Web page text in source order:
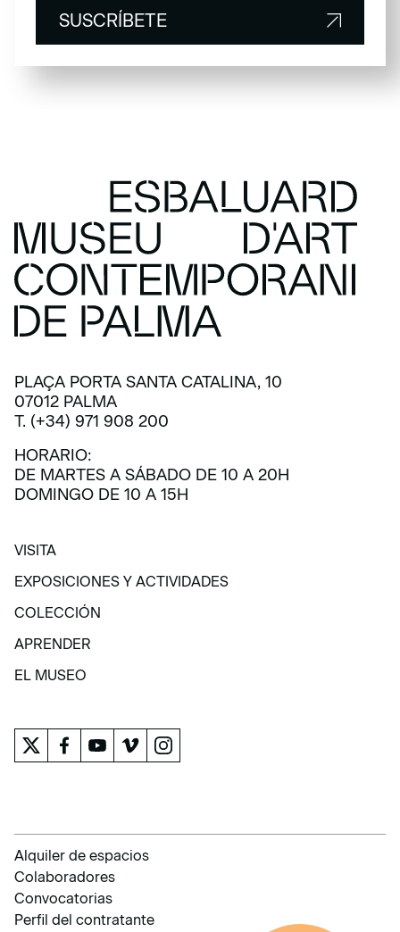
SUSCRÍBETE
SUSCRÍBETE
PLAÇA PORTA SANTA CATALINA, 10
07012 PALMA
T. (+34) 971 908 200
HORARIO:
DE MARTES A SÁBADO DE 10 A 20H
DOMINGO DE 10 A 15H
VISITA
VISITA
EXPOSICIONES Y ACTIVIDADES
EXPOSICIONES Y ACTIVIDADES
COLECCIÓN
COLECCIÓN
APRENDER
APRENDER
EL MUSEO
Alquiler de espacios
Colaboradores
Convocatorias
Perfil del contratante